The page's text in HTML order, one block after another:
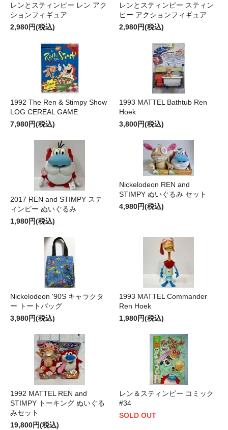
レンとスティンピー レン アク
ションフィギュア
2,980円(税込)
レンとスティンピー スティン
ピー アクションフィギュア
2,980円(税込)
1992 The Ren & Stimpy Show
LOG CEREAL GAME
7,980円(税込)
1993 MATTEL Bathtub Ren
Hoek
3,800円(税込)
2017 REN and STIMPY ステ
ィンピー ぬいぐるみ
1,980円(税込)
Nickelodeon REN and
STIMPY ぬいぐるみ セット
4,980円(税込)
Nickelodeon '90S キャラクタ
ー トートバッグ
3,980円(税込)
1993 MATTEL Commander
Ren Hoek
1,980円(税込)
1992 MATTEL REN and
STIMPY トーキング ぬいぐる
みセット
19,800円(税込)
レン＆スティンピー コミック
#34
SOLD OUT